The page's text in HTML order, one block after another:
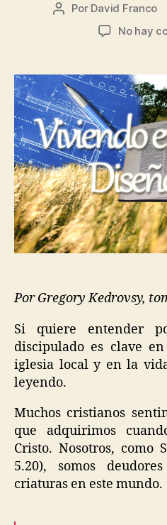
Autor
Por David Franco
No hay
Por Gregory Kedrovsy,
Si quiere entender
discipulado es clave
iglesia local y en la
leyendo.
Muchos cristianos
que adquirimos
Cristo. Nosotros, como
5.20), somos
criaturas en este mundo.